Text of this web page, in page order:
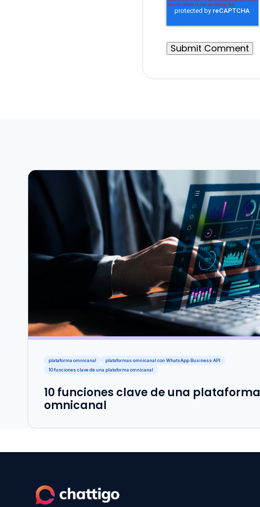
plataforma omnicanal
plataformas omnicanal con WhatsApp Business API
10 funciones clave de una plataforma omnicanal
10 funciones clave de una plataforma
omnicanal